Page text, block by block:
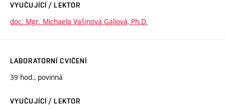
VYUČUJÍCÍ / LEKTOR
doc. Mgr. Michaela Vašinová Galiová, Ph.D.
LABORATORNÍ CVIČENÍ
39 hod., povinná
VYUČUJÍCÍ / LEKTOR